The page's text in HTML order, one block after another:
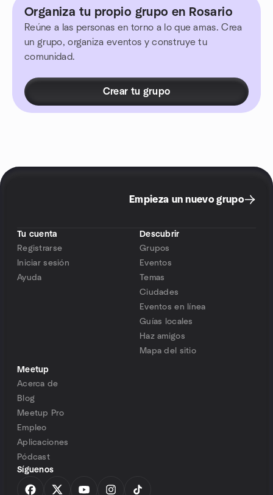
Organiza tu propio grupo en Rosario
Reúne a las personas en torno a lo que amas. Crea
un grupo, organiza eventos y construye tu
comunidad.
Crear tu grupo
Empieza un nuevo grupo
Tu cuenta
Registrarse
Iniciar sesión
Ayuda
Descubrir
Grupos
Eventos
Temas
Ciudades
Eventos en línea
Guías locales
Haz amigos
Mapa del sitio
Meetup
Acerca de
Blog
Meetup Pro
Empleo
Aplicaciones
Pódcast
Síguenos